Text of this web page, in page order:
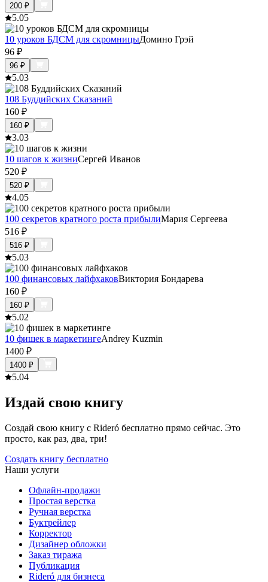
200 ₽
5.05
10 уроков БДСМ для скромницыДомино Грэй
96 ₽
96 ₽
5.03
108 Буддийских Сказаний
160 ₽
160 ₽
3.03
10 шагов к жизниСергей Иванов
520 ₽
520 ₽
4.05
100 секретов кратного роста прибылиМария Сергеева
516 ₽
516 ₽
5.03
100 финансовых лайфхаковВиктория Бондарева
160 ₽
160 ₽
5.02
10 фишек в маркетингеAndrey Kuzmin
1400 ₽
1400 ₽
5.04
Издай свою книгу
Создай свою книгу с Rideró бесплатно прямо сейчас. Это
просто, как раз, два, три!
Создать книгу бесплатно
Наши услуги
Офлайн-продажи
Простая верстка
Ручная верстка
Буктрейлер
Корректор
Дизайнер обложки
Заказ тиража
Публикация
Rideró для бизнеса